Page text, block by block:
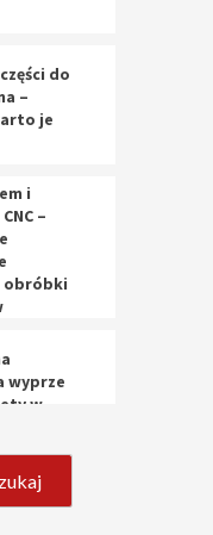
–
do
–
je
i
–
obróbki
wyprze
w
– jak